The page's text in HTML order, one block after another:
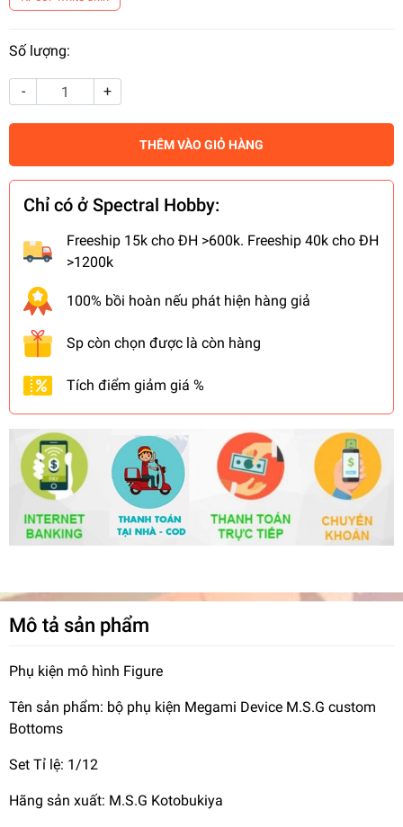
Số lượng:
- +
THÊM VÀO GIỎ HÀNG
Chỉ có ở Spectral Hobby:
Freeship 15k cho ĐH >600k. Freeship 40k cho ĐH
>1200k
100% bồi hoàn nếu phát hiện hàng giả
Sp còn chọn được là còn hàng
Tích điểm giảm giá %
Mô tả sản phẩm
Phụ kiện mô hình Figure
Tên sản phẩm: bộ phụ kiện Megami Device M.S.G custom
Bottoms
Set Tỉ lệ: 1/12
Hãng sản xuất: M.S.G Kotobukiya